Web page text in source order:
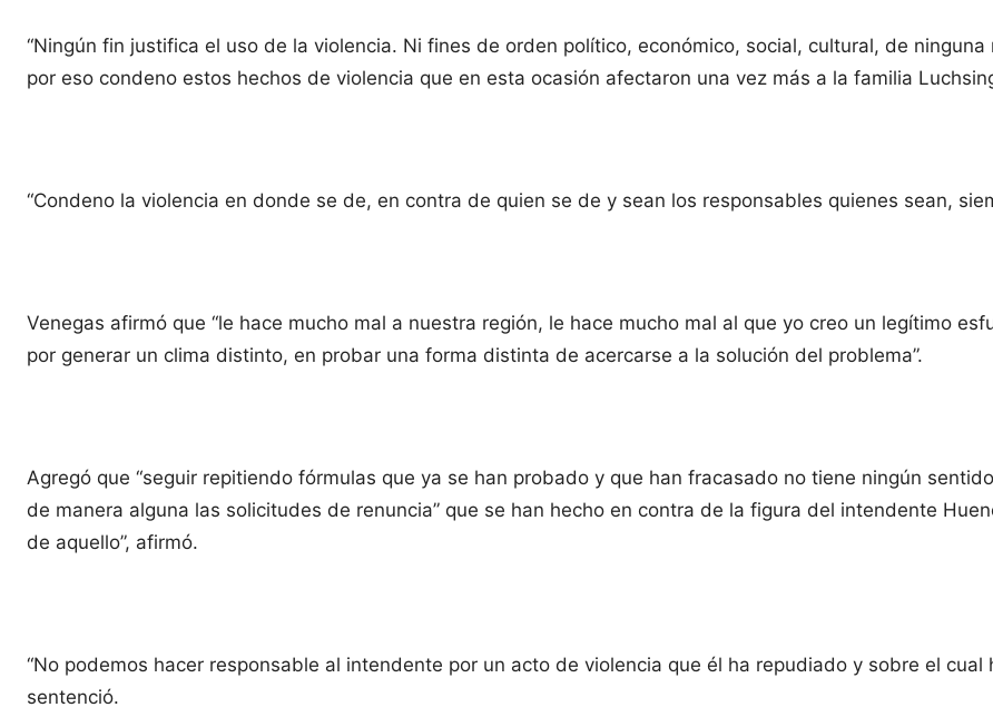
“Ningún fin justifica el uso de la violencia. Ni fines de orden político, económico, social, cultural, de
por eso condeno estos hechos de violencia que en esta ocasión afectaron una vez más a la familia
“Condeno la violencia en donde se de, en contra de quien se de y sean los responsables quienes sean,
Venegas afirmó que “le hace mucho mal a nuestra región, le hace mucho mal al que yo creo un legítimo
por generar un clima distinto, en probar una forma distinta de acercarse a la solución del problema”.
Agregó que “seguir repitiendo fórmulas que ya se han probado y que han fracasado no tiene ningún
de manera alguna las solicitudes de renuncia” que se han hecho en contra de la figura del intendente
de aquello”, afirmó.
“No podemos hacer responsable al intendente por un acto de violencia que él ha repudiado y sobre el
sentenció.